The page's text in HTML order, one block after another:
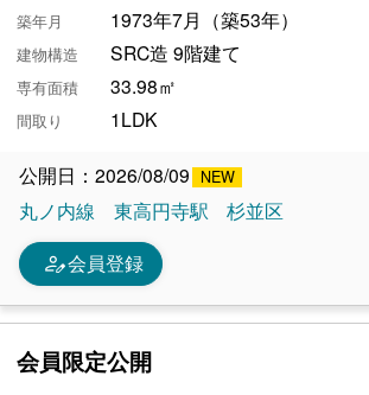
築年月 1973年7月（築53年）
建物構造 SRC造 9階建て
専有面積 33.98㎡
間取り 1LDK
公開日：2026/08/09
丸ノ内線
東高円寺駅 杉並区
person_edit会員登録
会員限定公開